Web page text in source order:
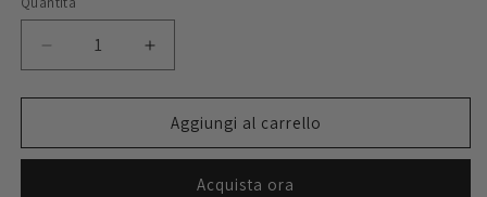
Quantità
Diminuisci
quantità
per
Bliss
Aumenta
quantità
per
Marine
Bliss
Aggiungi al carrello
Acquista ora